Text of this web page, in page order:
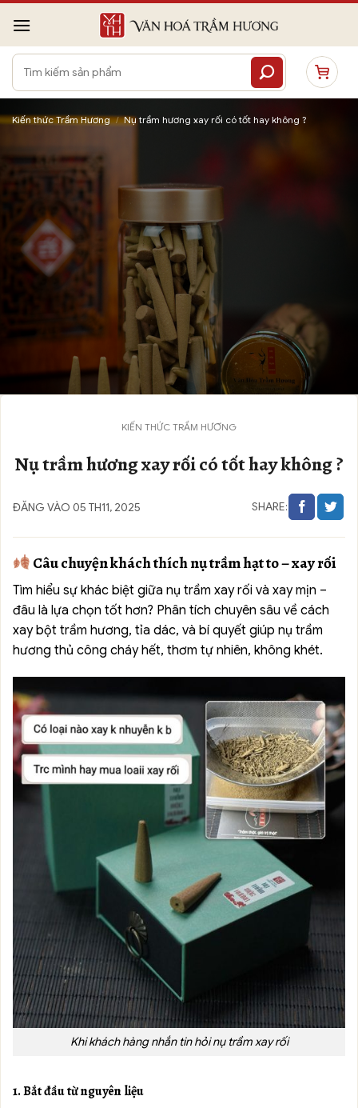
qua
nội
dung
Tìm
Kiến thức Trầm Hương / Nụ trầm hương xay rối có tốt hay không ?
KIẾN THỨC TRẦM HƯƠNG
Nụ trầm hương xay rối có tốt hay không ?
ĐĂNG VÀO 05 TH11, 2025 SHARE:
Câu chuyện khách thích nụ trầm hạt to – xay rối
Tìm hiểu sự khác biệt giữa nụ trầm xay rối và xay mịn –
đâu là lựa chọn tốt hơn? Phân tích chuyên sâu về cách
xay bột trầm hương, tỉa dác, và bí quyết giúp nụ trầm
hương thủ công cháy hết, thơm tự nhiên, không khét.
Khi khách hàng nhắn tin hỏi nụ trầm xay rối
1. Bắt đầu từ nguyên liệu